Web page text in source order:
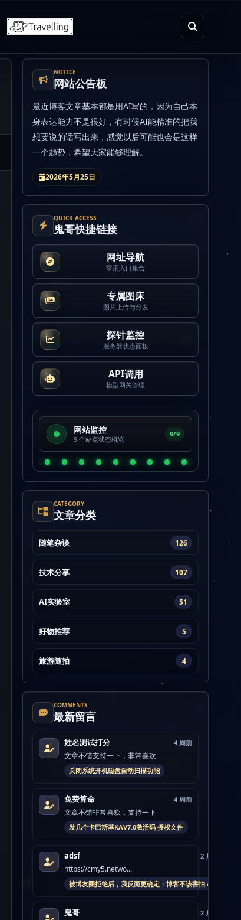
NOTICE
网站公告板
最近博客文章基本都是用AI写的，因为自己本
身表达能力不是很好，有时候AI能精准的把我
想要说的话写出来，感觉以后可能也会是这样
一个趋势，希望大家能够理解。
2026年5月25日
QUICK ACCESS
鬼哥快捷链接
网址导航
常用入口集合
专属图床
图片上传与分发
探针监控
服务器状态面板
API调用
模型网关管理
网站监控
9 个站点状态概览
9/9
CATEGORY
文章分类
随笔杂谈 126
技术分享 107
AI实验室 51
好物推荐 5
旅游随拍 4
COMMENTS
最新留言
姓名测试打分 4 周前
文章不错支持一下，非常喜欢
关闭系统开机磁盘自动扫描功能
免费算命 4 周前
文章不错非常喜欢，支持一下
发几个卡巴斯基KAV7.0激活码 授权文件
adsf 2 月前
https://cmy5.netwo...
被博友圈拒绝后，我反而更确定：博客不该害怕 AI
鬼哥 2 月前